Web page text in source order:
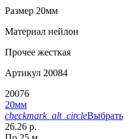
Размер 20мм
Материал нейлон
Прочее жесткая
Артикул 20084
20076
20мм
checkmark_alt_circleВыбрать
26.26 р.